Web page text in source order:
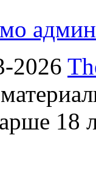
2026
18